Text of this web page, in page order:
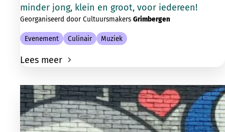
minder jong, klein en groot, voor iedereen!
Georganiseerd door Cultuursmakers Grimbergen
Evenement Culinair Muziek
Lees meer